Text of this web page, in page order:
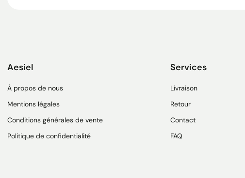
Aesiel
À propos de nous
Mentions légales
Conditions générales de vente
Politique de confidentialité
Services
Livraison
Retour
Contact
FAQ